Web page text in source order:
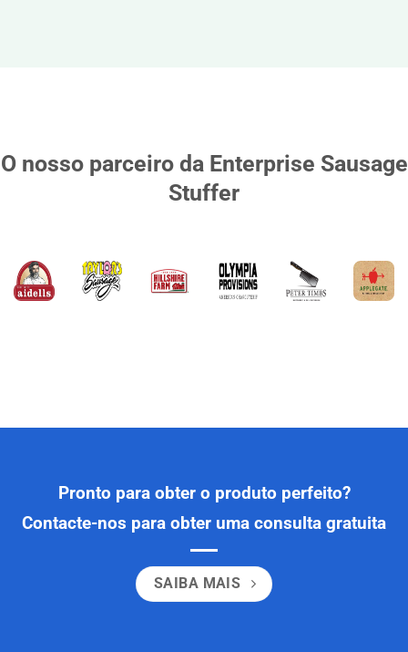
O nosso parceiro da Enterprise Sausage
Stuffer
Pronto para obter o produto perfeito?
Contacte-nos para obter uma consulta gratuita
SAIBA MAIS